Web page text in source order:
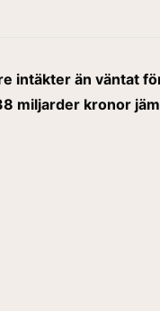
intäkter än väntat
miljarder kronor